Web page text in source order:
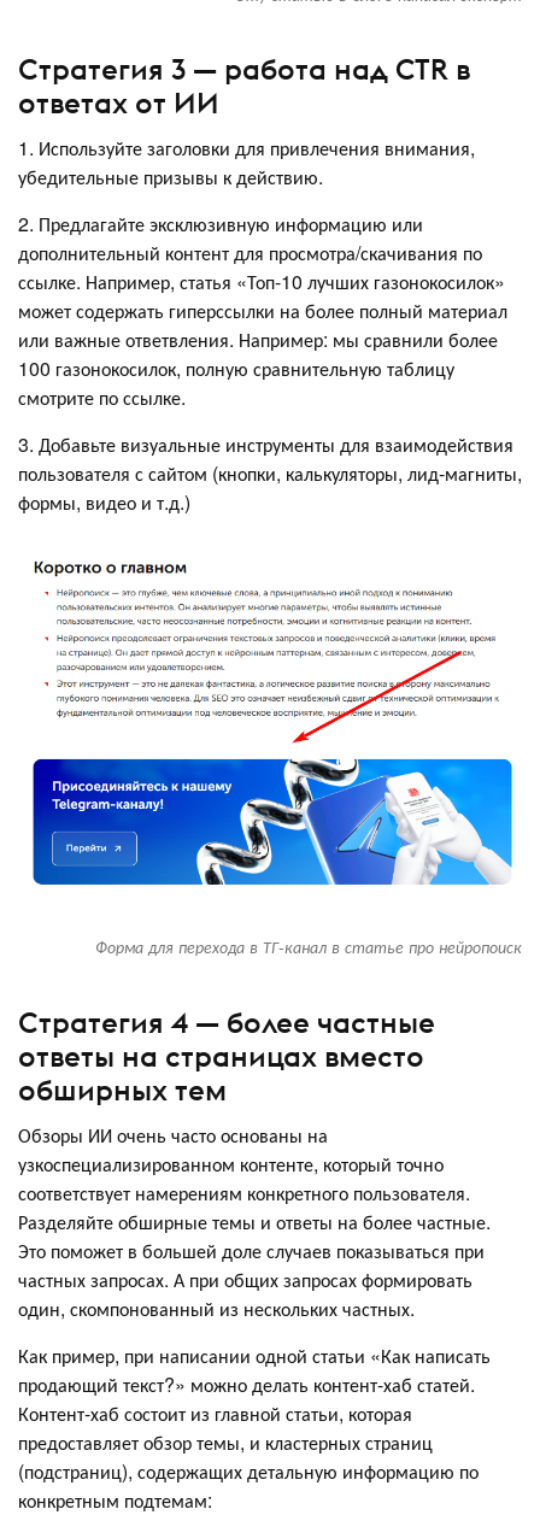
Стратегия 3 — работа над CTR в
ответах от ИИ
1. Используйте заголовки для привлечения внимания,
убедительные призывы к действию.
2. Предлагайте эксклюзивную информацию или
дополнительный контент для просмотра/скачивания по
ссылке. Например, статья «Топ-10 лучших газонокосилок»
может содержать гиперссылки на более полный материал
или важные ответвления. Например: мы сравнили более
100 газонокосилок, полную сравнительную таблицу
смотрите по ссылке.
3. Добавьте визуальные инструменты для взаимодействия
пользователя с сайтом (кнопки, калькуляторы, лид-магниты,
формы, видео и т.д.)
Форма для перехода в ТГ-канал в статье про нейропоиск
Стратегия 4 — более частные
ответы на страницах вместо
обширных тем
Обзоры ИИ очень часто основаны на
узкоспециализированном контенте, который точно
соответствует намерениям конкретного пользователя.
Разделяйте обширные темы и ответы на более частные.
Это поможет в большей доле случаев показываться при
частных запросах. А при общих запросах формировать
один, скомпонованный из нескольких частных.
Как пример, при написании одной статьи «Как написать
продающий текст?» можно делать контент-хаб статей.
Контент-хаб состоит из главной статьи, которая
предоставляет обзор темы, и кластерных страниц
(подстраниц), содержащих детальную информацию по
конкретным подтемам: